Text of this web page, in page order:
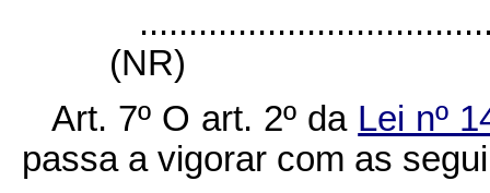
(NR)
Art. 7º O art. 2º da Lei nº
passa a vigorar com as